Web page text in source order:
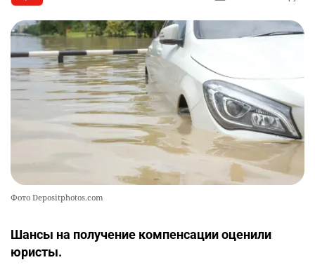
10
🗣 620 человек освободили из колоний по
2381 3 20
Фото Depositphotos.com
Шансы на получение компенсации оценили
юристы.